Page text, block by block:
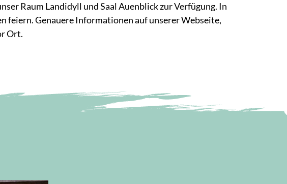
Raum Landidyll und Saal Auenblick zur Verfügung. In
feiern. Genauere Informationen auf unserer Webseite,
Ort.